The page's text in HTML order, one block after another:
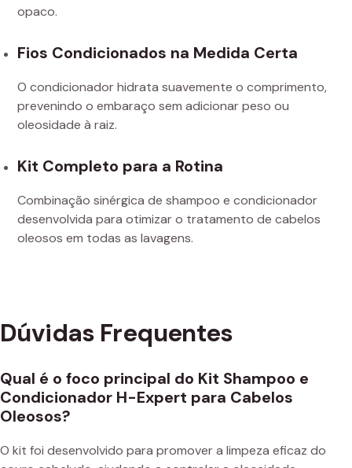
opaco.
Fios Condicionados na Medida Certa
O condicionador hidrata suavemente o comprimento,
prevenindo o embaraço sem adicionar peso ou
oleosidade à raiz.
Kit Completo para a Rotina
Combinação sinérgica de shampoo e condicionador
desenvolvida para otimizar o tratamento de cabelos
oleosos em todas as lavagens.
Dúvidas Frequentes
Qual é o foco principal do Kit Shampoo e
Condicionador H-Expert para Cabelos
Oleosos?
O kit foi desenvolvido para promover a limpeza eficaz do